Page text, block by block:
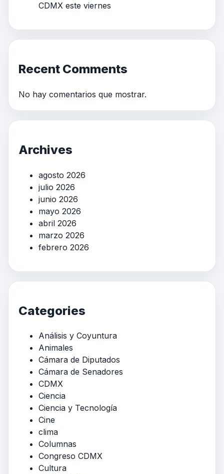
CDMX este viernes
Recent Comments
No hay comentarios que mostrar.
Archives
agosto 2026
julio 2026
junio 2026
mayo 2026
abril 2026
marzo 2026
febrero 2026
Categories
Análisis y Coyuntura
Animales
Cámara de Diputados
Cámara de Senadores
CDMX
Ciencia
Ciencia y Tecnología
Cine
clima
Columnas
Congreso CDMX
Cultura